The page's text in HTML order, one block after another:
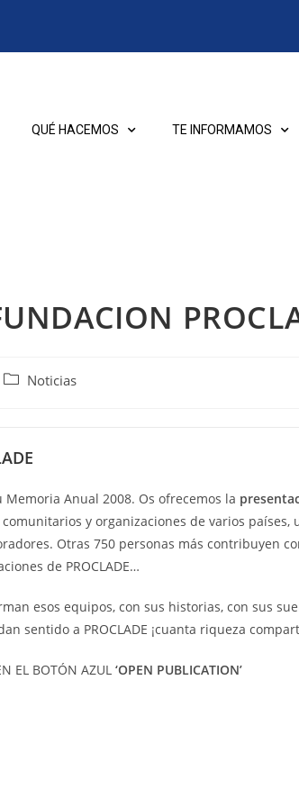
QUÉ HACEMOS TE INFORMAMOS
Noticias
Memoria Anual 2008. Os ofrecemos la
y organizaciones de varios países,
Otras 750 personas más contribuyen
de PROCLADE…
esos equipos, con sus historias, con sus
sentido a PROCLADE ¡cuanta riqueza
EL BOTÓN AZUL ‘OPEN PUBLICATION’